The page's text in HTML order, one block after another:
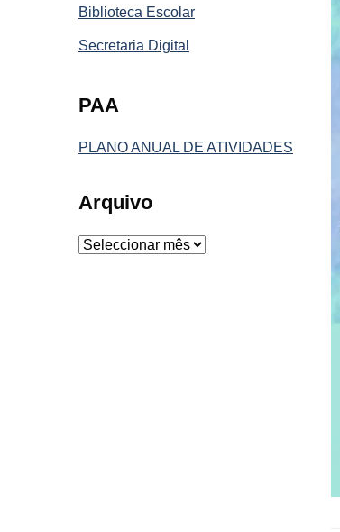
Biblioteca Escolar
Secretaria Digital
PAA
PLANO ANUAL DE ATIVIDADES
Arquivo
Arquivo